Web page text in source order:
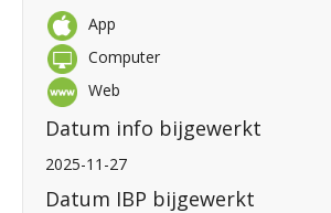
App
Computer
Web
Datum info bijgewerkt
2025-11-27
Datum IBP bijgewerkt